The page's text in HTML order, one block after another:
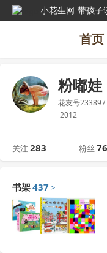
小花生网 带孩子
首页
粉嘟娃
花友号233897
2012
关注 283 粉丝
书架437 >